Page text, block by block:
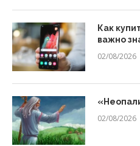
Как
важно
02/08/2026
02/08/2026